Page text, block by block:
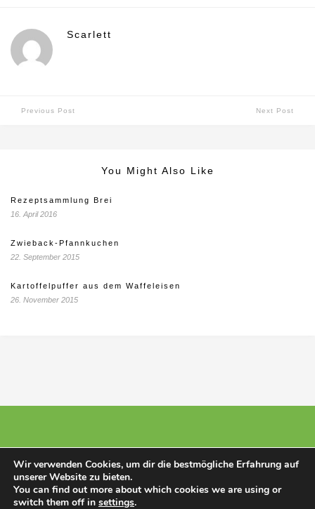
Scarlett
Previous Post Next Post
You Might Also Like
Rezeptsammlung Brei
16. April 2016
Zwieback-Pfannkuchen
22. September 2015
Kartoffelpuffer aus dem Waffeleisen
26. November 2015
© 2025 - Stillberatunghannover
Kleinunternehmer nach § 19 Abs. 1 UStG. Es wird keine Umsatzsteuer
Wir verwenden Cookies, um dir die bestmögliche Erfahrung auf
unserer Website zu bieten.
You can find out more about which cookies we are using or
switch them off in settings.